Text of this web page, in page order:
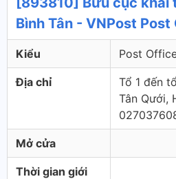
Bình Tân - VNPost
Kiểu Post
Địa chỉ
Tổ 1 đến
Tân Qưới,
Mở cửa
Thời gian giới